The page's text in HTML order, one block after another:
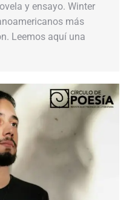
y ensayo. Winter
más
Leemos aquí una